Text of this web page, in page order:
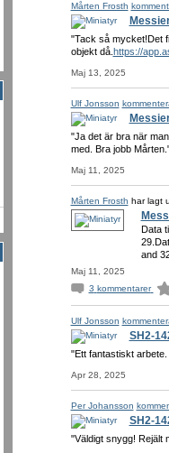
Mårten Frosth
"Tack så mycket!Det
objekt då.https://
Maj 13, 2025
Ulf Jonsson
"Ja det är bra när
med. Bra jobb
Maj 11, 2025
Mårten Frosth har lagt
Data
and
Maj 11, 2025
3 kommentarer
Ulf Jonsson
SH2-
"Ett fantastiskt
Apr 28, 2025
Per Johansson
SH2-
"Väldigt snygg! Rejält